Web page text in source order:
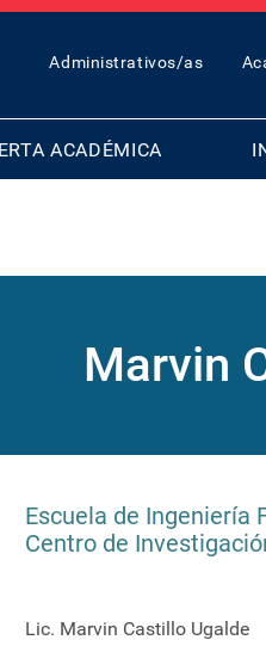
TOP
MENU
Administrativos/as
ACADÉMICA
Marvin
Escuela de Ingeniería
Centro de
Lic. Marvin Castillo Ugalde